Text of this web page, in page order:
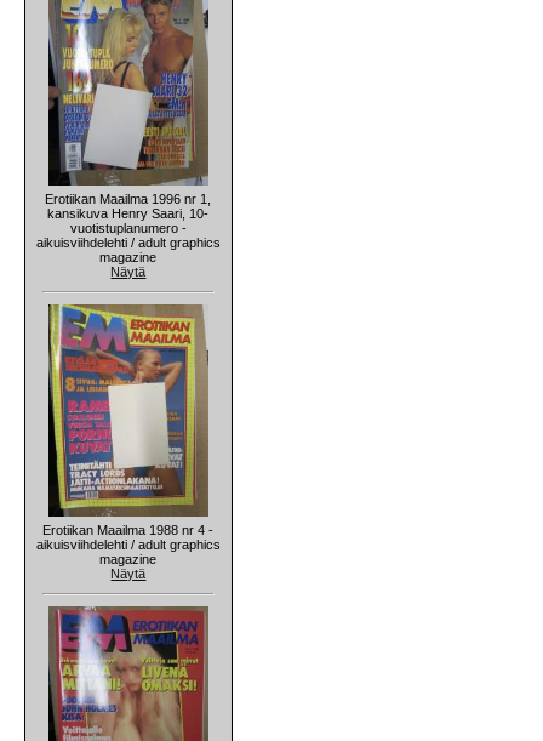
Erotiikan Maailma 1996 nr 1,
kansikuva Henry Saari, 10-
vuotistuplanumero -
aikuisviihdelehti / adult graphics
magazine
Näytä
Erotiikan Maailma 1988 nr 4 -
aikuisviihdelehti / adult graphics
magazine
Näytä